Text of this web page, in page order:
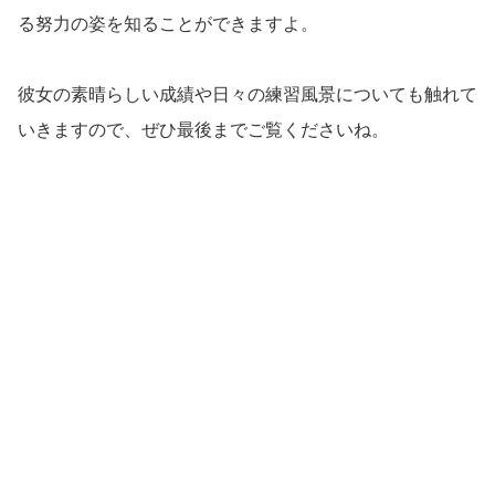
る努力の姿を知ることができますよ。
彼女の素晴らしい成績や日々の練習風景についても触れて
いきますので、ぜひ最後までご覧くださいね。